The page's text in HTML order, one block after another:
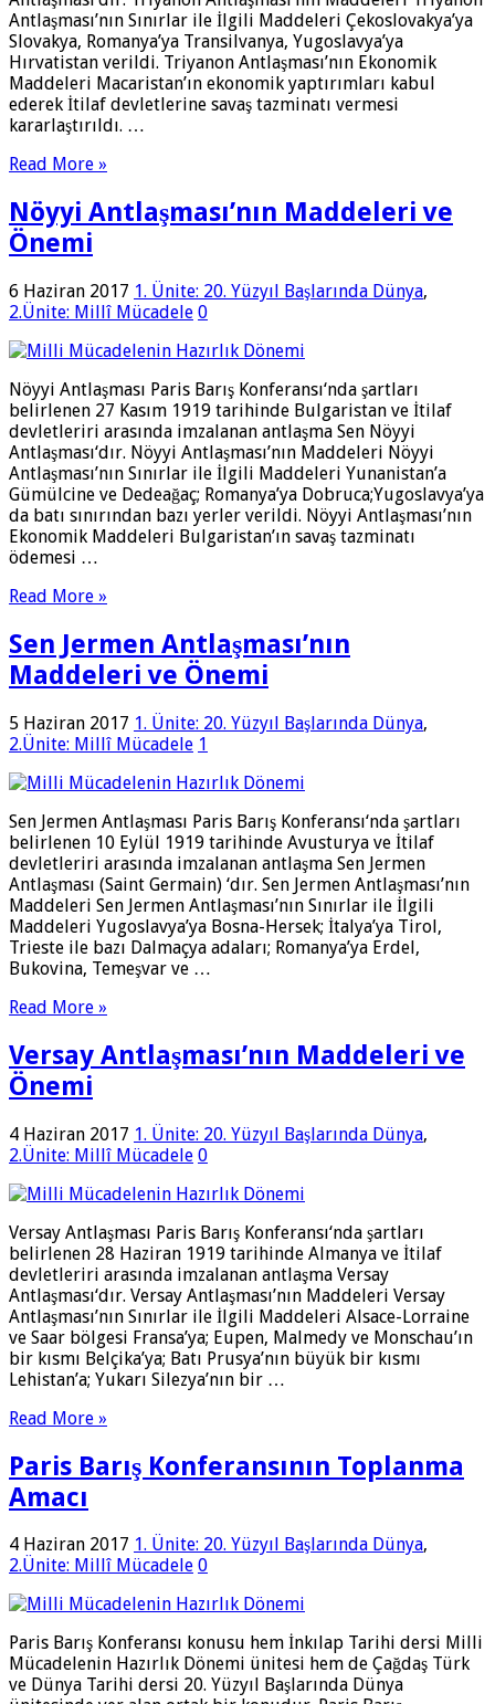
Antlaşması’nın Sınırlar ile İlgili Maddeleri Çekoslovakya’ya
Slovakya, Romanya’ya Transilvanya, Yugoslavya’ya
Hırvatistan verildi. Triyanon Antlaşması’nın Ekonomik
Maddeleri Macaristan’ın ekonomik yaptırımları kabul
ederek İtilaf devletlerine savaş tazminatı vermesi
kararlaştırıldı. …
Read More »
Nöyyi Antlaşması’nın Maddeleri ve
Önemi
6 Haziran 2017 1. Ünite: 20. Yüzyıl Başlarında Dünya,
2.Ünite: Millî Mücadele 0
Nöyyi Antlaşması Paris Barış Konferansı‘nda şartları
belirlenen 27 Kasım 1919 tarihinde Bulgaristan ve İtilaf
devletleriri arasında imzalanan antlaşma Sen Nöyyi
Antlaşması‘dır. Nöyyi Antlaşması’nın Maddeleri Nöyyi
Antlaşması’nın Sınırlar ile İlgili Maddeleri Yunanistan’a
Gümülcine ve Dedeağaç; Romanya’ya Dobruca;Yugoslavya’ya
da batı sınırından bazı yerler verildi. Nöyyi Antlaşması’nın
Ekonomik Maddeleri Bulgaristan’ın savaş tazminatı
ödemesi …
Read More »
Sen Jermen Antlaşması’nın
Maddeleri ve Önemi
5 Haziran 2017 1. Ünite: 20. Yüzyıl Başlarında Dünya,
2.Ünite: Millî Mücadele 1
Sen Jermen Antlaşması Paris Barış Konferansı‘nda şartları
belirlenen 10 Eylül 1919 tarihinde Avusturya ve İtilaf
devletleriri arasında imzalanan antlaşma Sen Jermen
Antlaşması (Saint Germain) ‘dır. Sen Jermen Antlaşması’nın
Maddeleri Sen Jermen Antlaşması’nın Sınırlar ile İlgili
Maddeleri Yugoslavya’ya Bosna-Hersek; İtalya’ya Tirol,
Trieste ile bazı Dalmaçya adaları; Romanya’ya Erdel,
Bukovina, Temeşvar ve …
Read More »
Versay Antlaşması’nın Maddeleri ve
Önemi
4 Haziran 2017 1. Ünite: 20. Yüzyıl Başlarında Dünya,
2.Ünite: Millî Mücadele 0
Versay Antlaşması Paris Barış Konferansı‘nda şartları
belirlenen 28 Haziran 1919 tarihinde Almanya ve İtilaf
devletleriri arasında imzalanan antlaşma Versay
Antlaşması‘dır. Versay Antlaşması’nın Maddeleri Versay
Antlaşması’nın Sınırlar ile İlgili Maddeleri Alsace-Lorraine
ve Saar bölgesi Fransa’ya; Eupen, Malmedy ve Monschau’ın
bir kısmı Belçika’ya; Batı Prusya’nın büyük bir kısmı
Lehistan’a; Yukarı Silezya’nın bir …
Read More »
Paris Barış Konferansının Toplanma
Amacı
4 Haziran 2017 1. Ünite: 20. Yüzyıl Başlarında Dünya,
2.Ünite: Millî Mücadele 0
Paris Barış Konferansı konusu hem İnkılap Tarihi dersi Milli
Mücadelenin Hazırlık Dönemi ünitesi hem de Çağdaş Türk
ve Dünya Tarihi dersi 20. Yüzyıl Başlarında Dünya